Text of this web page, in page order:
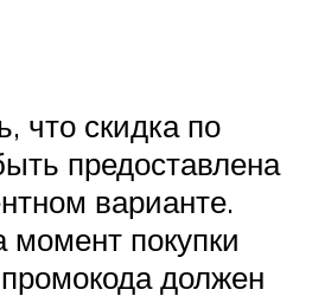
что скидка по
предоставлена
варианте.
момент покупки
должен